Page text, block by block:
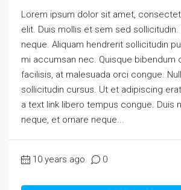
Lorem ipsum dolor sit amet,
elit. Duis mollis et sem sed
neque. Aliquam hendrerit sollicitudin
mi accumsan nec. Quisque bibendum
facilisis, at malesuada orci congue.
sollicitudin cursus. Ut et adipiscing
a text link libero tempus congue. Duis
neque, et ornare neque...
10 years ago 0